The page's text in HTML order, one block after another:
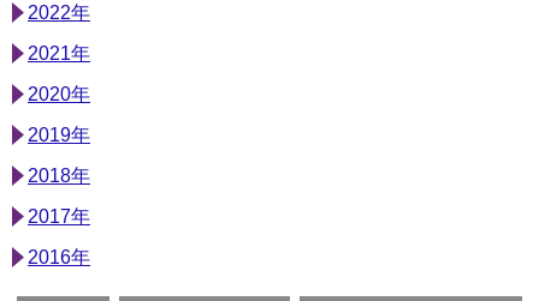
2022年
2021年
2020年
2019年
2018年
2017年
2016年